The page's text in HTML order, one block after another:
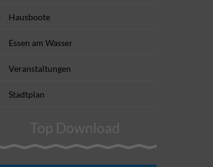
Hausboote
Essen am Wasser
Veranstaltungen
Stadtplan
Top Download